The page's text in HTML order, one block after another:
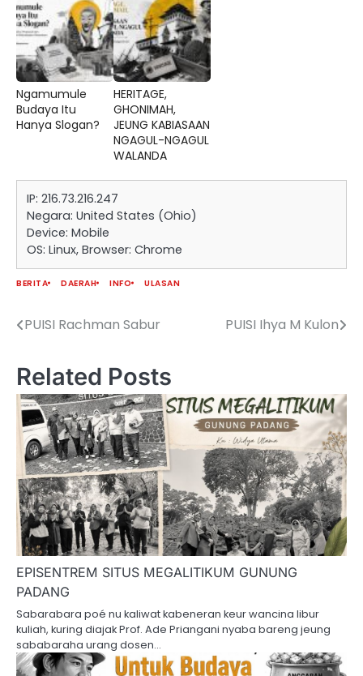
Ngamumule
Budaya Itu
Hanya Slogan?
HERITAGE,
GHONIMAH,
JEUNG KABIASAAN
NGAGUL-NGAGUL
WALANDA
IP: 216.73.216.247
Negara: United States (Ohio)
Device: Mobile
OS: Linux, Browser: Chrome
BERITA DAERAH INFO ULASAN
Navigasi
PUISI Rachman Sabur PUISI Ihya M Kulon
Related Posts
EPISENTREM SITUS MEGALITIKUM GUNUNG
PADANG
Sabarabara poé nu kaliwat kabeneran keur wancina libur
kuliah, kuring diajak Prof. Ade Priangani nyaba bareng jeung
sababaraha urang dosen…